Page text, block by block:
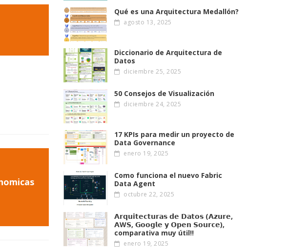
Qué es una Arquitectura Medallón?
agosto 13, 2025
Diccionario de Arquitectura de
Datos
diciembre 25, 2025
50 Consejos de Visualización
diciembre 24, 2025
17 KPIs para medir un proyecto de
Data Governance
enero 19, 2025
Como funciona el nuevo Fabric
Data Agent
octubre 22, 2025
𝗔𝗿𝗾𝘂𝗶𝘁𝗲𝗰𝘁𝘂𝗿𝗮𝘀 𝗱𝗲 𝗗𝗮𝘁𝗼𝘀 (𝗔𝘇𝘂𝗿𝗲,
𝗔W𝗦, 𝗚𝗼𝗼𝗴𝗹𝗲 𝘆 𝗢𝗽𝗲𝗻 𝗦𝗼𝘂𝗿𝗰𝗲),
comparativa muy útil!!
enero 19, 2025